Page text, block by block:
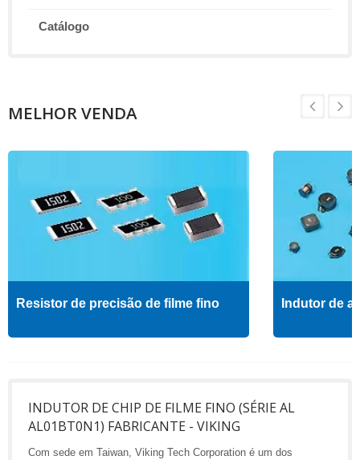
Catálogo
MELHOR VENDA
Resistor de precisão de filme fino Indutor de
INDUTOR DE CHIP DE FILME FINO (SÉRIE AL
AL01BT0N1) FABRICANTE - VIKING
Com sede em Taiwan, Viking Tech Corporation é um dos